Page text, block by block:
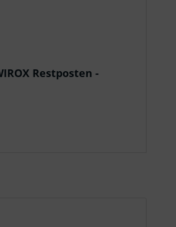
Restposten -